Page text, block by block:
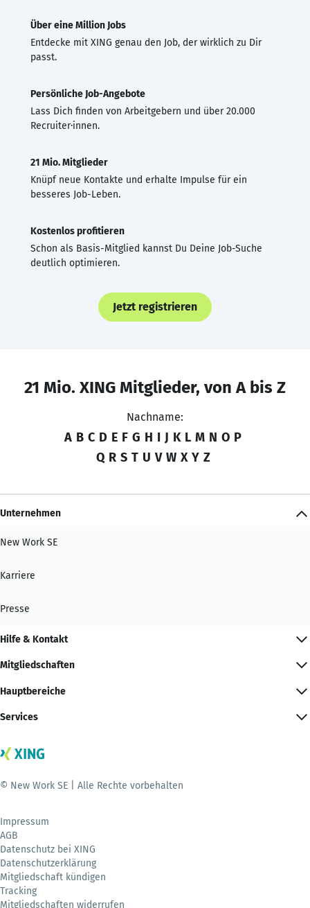
Über eine Million Jobs
Entdecke mit XING genau den Job, der wirklich zu Dir
passt.
Persönliche Job-Angebote
Lass Dich finden von Arbeitgebern und über 20.000
Recruiter·innen.
21 Mio. Mitglieder
Knüpf neue Kontakte und erhalte Impulse für ein
besseres Job-Leben.
Kostenlos profitieren
Schon als Basis-Mitglied kannst Du Deine Job-Suche
deutlich optimieren.
Jetzt registrieren
21 Mio. XING Mitglieder, von A bis Z
Nachname:
A B C D E F G H I J K L M N O P
Q R S T U V W X Y Z
Unternehmen
New Work SE
Karriere
Presse
Hilfe & Kontakt
Mitgliedschaften
Hauptbereiche
Services
© New Work SE | Alle Rechte vorbehalten
Impressum
AGB
Datenschutz bei XING
Datenschutzerklärung
Mitgliedschaft kündigen
Tracking
Mitgliedschaften widerrufen